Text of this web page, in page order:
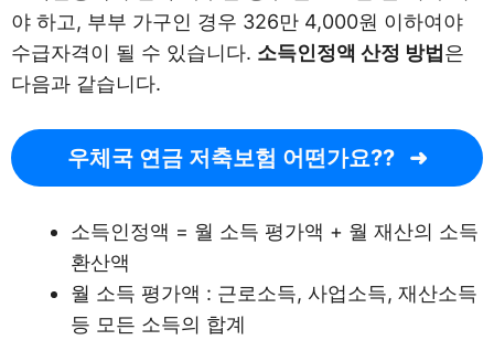
야 하고, 부부 가구인 경우 326만 4,000원 이하여야
수급자격이 될 수 있습니다. 소득인정액 산정 방법 은
다음과 같습니다.
우체국 연금 저축보험 어떤가요??
소득인정액 = 월 소득 평가액 + 월 재산의 소득
환산액
월 소득 평가액 : 근로소득, 사업소득, 재산소득
등 모든 소득의 합계